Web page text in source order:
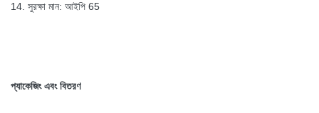
14. সুরক্ষা মান: আইপি 65
প্যাকেজিং এবং বিতরণ